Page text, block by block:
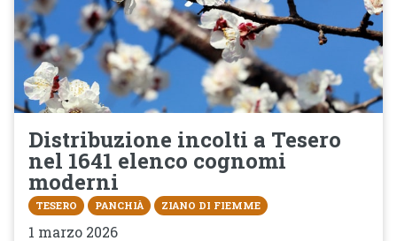
Distribuzione incolti a Tesero
nel 1641 elenco cognomi
moderni
TESERO PANCHIÀ ZIANO DI FIEMME
1 marzo 2026